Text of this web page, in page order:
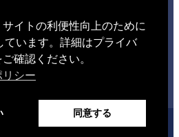
BlogContactPrivacy Policy
イトの利便性向上のために
ています。詳細はプライバ
確認ください。
リシー
同意する